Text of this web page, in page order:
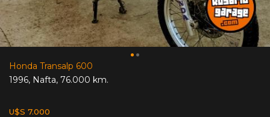
Honda Transalp 600
1996, Nafta, 76.000 km.
U$S 7.000